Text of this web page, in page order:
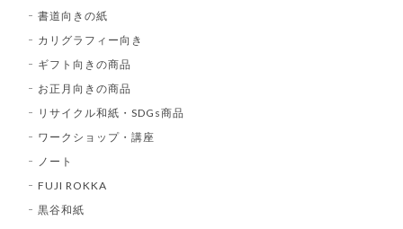
書道向きの紙
カリグラフィー向き
ギフト向きの商品
お正月向きの商品
リサイクル和紙・SDGs商品
ワークショップ・講座
ノート
FUJI ROKKA
黒谷和紙